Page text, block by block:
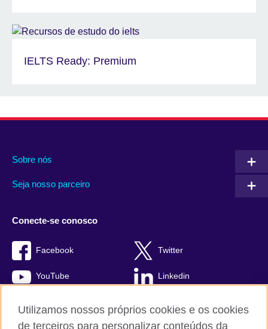
IELTS Ready: Premium
Sobre nós
Seja nosso parceiro
Conecte-se conosco
Facebook Twitter
YouTube Linkedin
Utilizamos nossos próprios cookies e os cookies
de terceiros para personalizar conteúdos da